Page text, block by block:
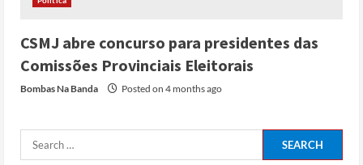
CSMJ abre concurso para presidentes das
Comissões Provinciais Eleitorais
Bombas Na Banda Posted on 4 months ago
5 Posted on 4 months ago
Conflito por água deixa mais de 40